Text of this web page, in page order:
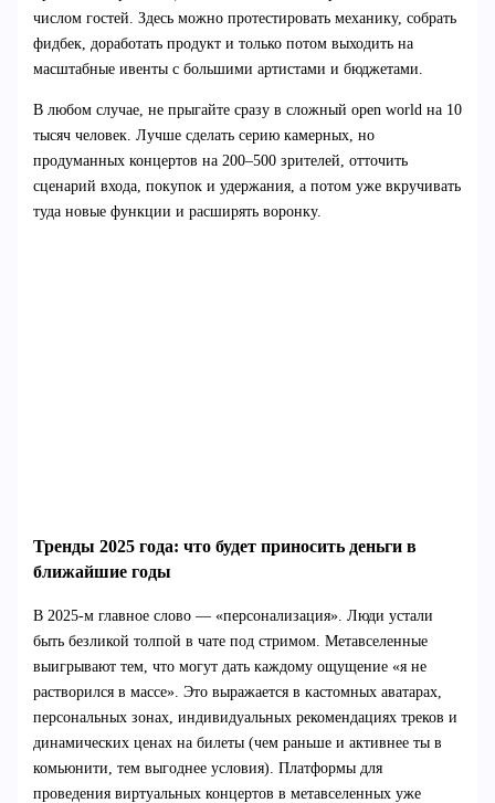
числом гостей. Здесь можно протестировать механику, собрать
фидбек, доработать продукт и только потом выходить на
масштабные ивенты с большими артистами и бюджетами.
В любом случае, не прыгайте сразу в сложный open world на 10
тысяч человек. Лучше сделать серию камерных, но
продуманных концертов на 200–500 зрителей, отточить
сценарий входа, покупок и удержания, а потом уже вкручивать
туда новые функции и расширять воронку.
Тренды 2025 года: что будет приносить деньги в
ближайшие годы
В 2025-м главное слово — «персонализация». Люди устали
быть безликой толпой в чате под стримом. Метавселенные
выигрывают тем, что могут дать каждому ощущение «я не
растворился в массе». Это выражается в кастомных аватарах,
персональных зонах, индивидуальных рекомендациях треков и
динамических ценах на билеты (чем раньше и активнее ты в
комьюнити, тем выгоднее условия). Платформы для
проведения виртуальных концертов в метавселенных уже